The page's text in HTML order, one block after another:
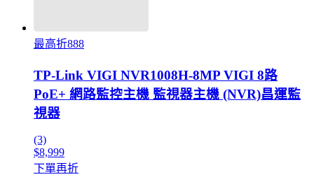
最高折888
TP-Link VIGI NVR1008H-8MP VIGI 8路
PoE+ 網路監控主機 監視器主機 (NVR)昌運監
視器
(3)
$8,999
下單再折